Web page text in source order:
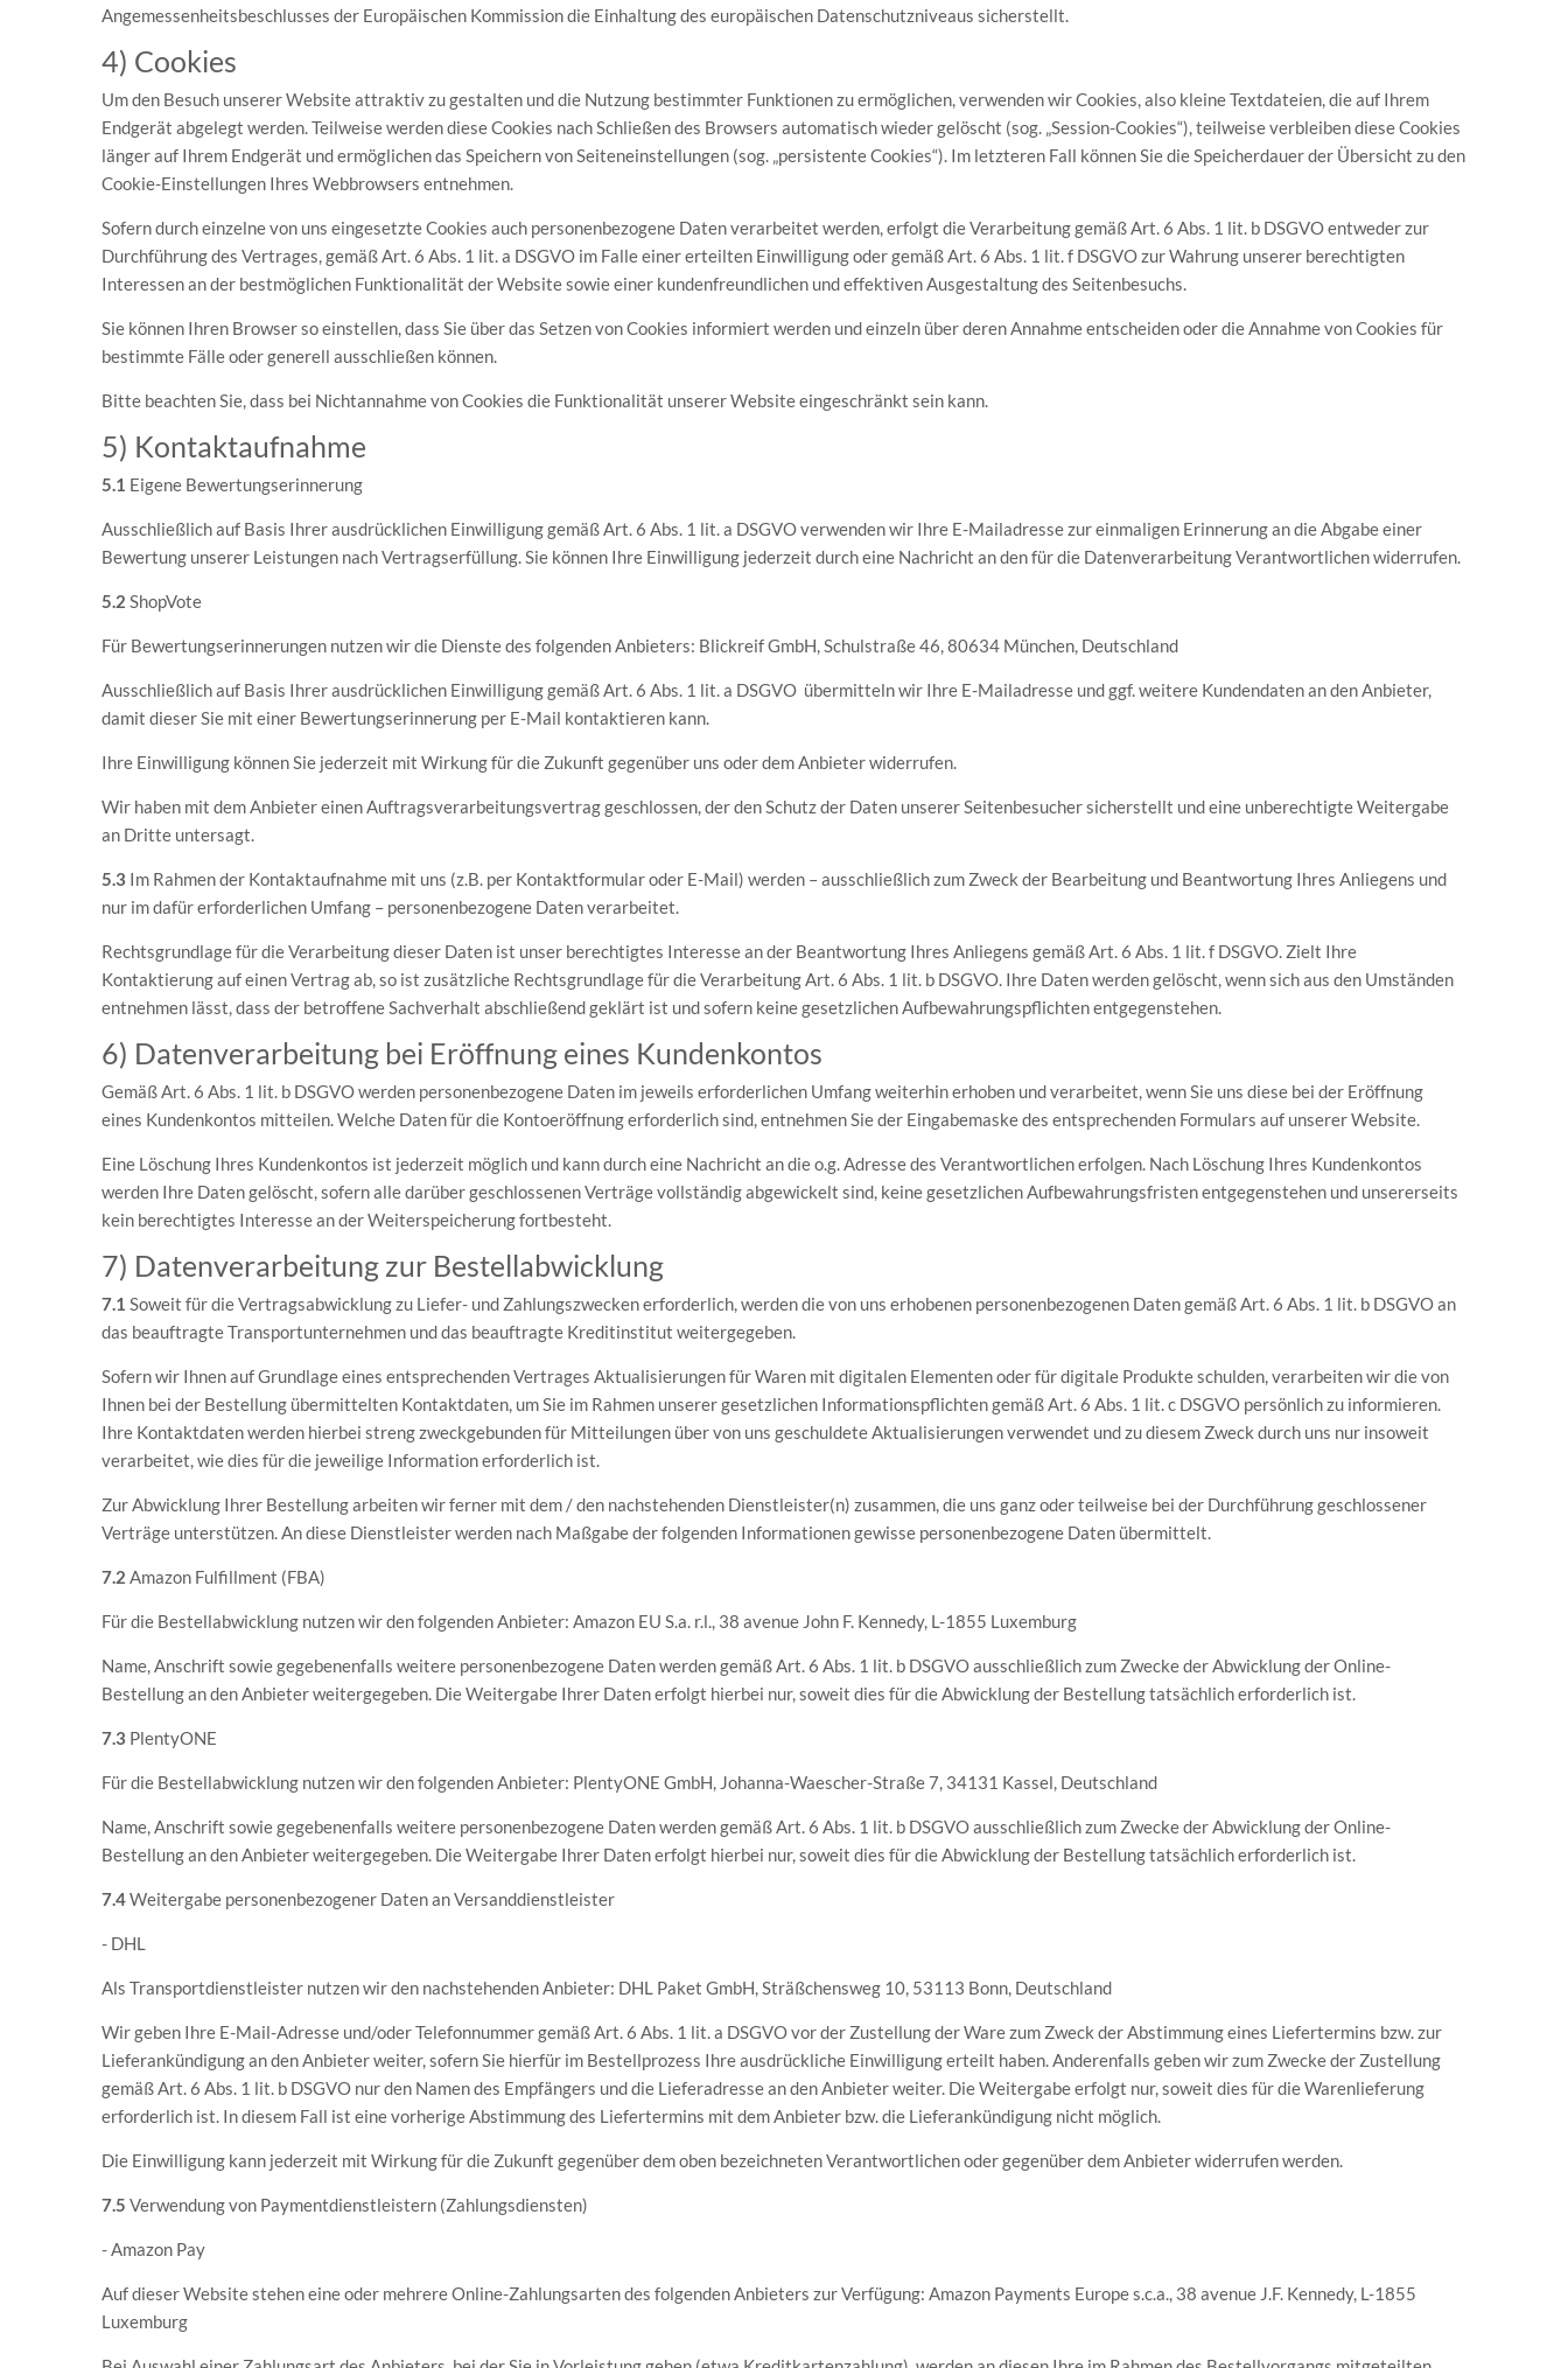
Angemessenheitsbeschlusses der Europäischen Kommission die Einhaltung des europäischen Datenschutzniveaus sicherstellt.
4) Cookies
Um den Besuch unserer Website attraktiv zu gestalten und die Nutzung bestimmter Funktionen zu ermöglichen, verwenden wir Cookies, also kleine Textdateien, die auf Ihrem
Endgerät abgelegt werden. Teilweise werden diese Cookies nach Schließen des Browsers automatisch wieder gelöscht (sog. „Session-Cookies“), teilweise verbleiben diese Cookies
länger auf Ihrem Endgerät und ermöglichen das Speichern von Seiteneinstellungen (sog. „persistente Cookies“). Im letzteren Fall können Sie die Speicherdauer der Übersicht zu den
Cookie-Einstellungen Ihres Webbrowsers entnehmen.
Sofern durch einzelne von uns eingesetzte Cookies auch personenbezogene Daten verarbeitet werden, erfolgt die Verarbeitung gemäß Art. 6 Abs. 1 lit. b DSGVO entweder zur
Durchführung des Vertrages, gemäß Art. 6 Abs. 1 lit. a DSGVO im Falle einer erteilten Einwilligung oder gemäß Art. 6 Abs. 1 lit. f DSGVO zur Wahrung unserer berechtigten
Interessen an der bestmöglichen Funktionalität der Website sowie einer kundenfreundlichen und effektiven Ausgestaltung des Seitenbesuchs.
Sie können Ihren Browser so einstellen, dass Sie über das Setzen von Cookies informiert werden und einzeln über deren Annahme entscheiden oder die Annahme von Cookies für
bestimmte Fälle oder generell ausschließen können.
Bitte beachten Sie, dass bei Nichtannahme von Cookies die Funktionalität unserer Website eingeschränkt sein kann.
5) Kontaktaufnahme
5.1 Eigene Bewertungserinnerung
Ausschließlich auf Basis Ihrer ausdrücklichen Einwilligung gemäß Art. 6 Abs. 1 lit. a DSGVO verwenden wir Ihre E-Mailadresse zur einmaligen Erinnerung an die Abgabe einer
Bewertung unserer Leistungen nach Vertragserfüllung. Sie können Ihre Einwilligung jederzeit durch eine Nachricht an den für die Datenverarbeitung Verantwortlichen widerrufen.
5.2 ShopVote
Für Bewertungserinnerungen nutzen wir die Dienste des folgenden Anbieters: Blickreif GmbH, Schulstraße 46, 80634 München, Deutschland
Ausschließlich auf Basis Ihrer ausdrücklichen Einwilligung gemäß Art. 6 Abs. 1 lit. a DSGVO übermitteln wir Ihre E-Mailadresse und ggf. weitere Kundendaten an den Anbieter,
damit dieser Sie mit einer Bewertungserinnerung per E-Mail kontaktieren kann.
Ihre Einwilligung können Sie jederzeit mit Wirkung für die Zukunft gegenüber uns oder dem Anbieter widerrufen.
Wir haben mit dem Anbieter einen Auftragsverarbeitungsvertrag geschlossen, der den Schutz der Daten unserer Seitenbesucher sicherstellt und eine unberechtigte Weitergabe
an Dritte untersagt.
5.3 Im Rahmen der Kontaktaufnahme mit uns (z.B. per Kontaktformular oder E-Mail) werden – ausschließlich zum Zweck der Bearbeitung und Beantwortung Ihres Anliegens und
nur im dafür erforderlichen Umfang – personenbezogene Daten verarbeitet.
Rechtsgrundlage für die Verarbeitung dieser Daten ist unser berechtigtes Interesse an der Beantwortung Ihres Anliegens gemäß Art. 6 Abs. 1 lit. f DSGVO. Zielt Ihre
Kontaktierung auf einen Vertrag ab, so ist zusätzliche Rechtsgrundlage für die Verarbeitung Art. 6 Abs. 1 lit. b DSGVO. Ihre Daten werden gelöscht, wenn sich aus den Umständen
entnehmen lässt, dass der betroffene Sachverhalt abschließend geklärt ist und sofern keine gesetzlichen Aufbewahrungspflichten entgegenstehen.
6) Datenverarbeitung bei Eröffnung eines Kundenkontos
Gemäß Art. 6 Abs. 1 lit. b DSGVO werden personenbezogene Daten im jeweils erforderlichen Umfang weiterhin erhoben und verarbeitet, wenn Sie uns diese bei der Eröffnung
eines Kundenkontos mitteilen. Welche Daten für die Kontoeröffnung erforderlich sind, entnehmen Sie der Eingabemaske des entsprechenden Formulars auf unserer Website.
Eine Löschung Ihres Kundenkontos ist jederzeit möglich und kann durch eine Nachricht an die o.g. Adresse des Verantwortlichen erfolgen. Nach Löschung Ihres Kundenkontos
werden Ihre Daten gelöscht, sofern alle darüber geschlossenen Verträge vollständig abgewickelt sind, keine gesetzlichen Aufbewahrungsfristen entgegenstehen und unsererseits
kein berechtigtes Interesse an der Weiterspeicherung fortbesteht.
7) Datenverarbeitung zur Bestellabwicklung
7.1 Soweit für die Vertragsabwicklung zu Liefer- und Zahlungszwecken erforderlich, werden die von uns erhobenen personenbezogenen Daten gemäß Art. 6 Abs. 1 lit. b DSGVO an
das beauftragte Transportunternehmen und das beauftragte Kreditinstitut weitergegeben.
Sofern wir Ihnen auf Grundlage eines entsprechenden Vertrages Aktualisierungen für Waren mit digitalen Elementen oder für digitale Produkte schulden, verarbeiten wir die von
Ihnen bei der Bestellung übermittelten Kontaktdaten, um Sie im Rahmen unserer gesetzlichen Informationspflichten gemäß Art. 6 Abs. 1 lit. c DSGVO persönlich zu informieren.
Ihre Kontaktdaten werden hierbei streng zweckgebunden für Mitteilungen über von uns geschuldete Aktualisierungen verwendet und zu diesem Zweck durch uns nur insoweit
verarbeitet, wie dies für die jeweilige Information erforderlich ist.
Zur Abwicklung Ihrer Bestellung arbeiten wir ferner mit dem / den nachstehenden Dienstleister(n) zusammen, die uns ganz oder teilweise bei der Durchführung geschlossener
Verträge unterstützen. An diese Dienstleister werden nach Maßgabe der folgenden Informationen gewisse personenbezogene Daten übermittelt.
7.2 Amazon Fulfillment (FBA)
Für die Bestellabwicklung nutzen wir den folgenden Anbieter: Amazon EU S.a. r.l., 38 avenue John F. Kennedy, L-1855 Luxemburg
Name, Anschrift sowie gegebenenfalls weitere personenbezogene Daten werden gemäß Art. 6 Abs. 1 lit. b DSGVO ausschließlich zum Zwecke der Abwicklung der Online-
Bestellung an den Anbieter weitergegeben. Die Weitergabe Ihrer Daten erfolgt hierbei nur, soweit dies für die Abwicklung der Bestellung tatsächlich erforderlich ist.
7.3 PlentyONE
Für die Bestellabwicklung nutzen wir den folgenden Anbieter: PlentyONE GmbH, Johanna-Waescher-Straße 7, 34131 Kassel, Deutschland
Name, Anschrift sowie gegebenenfalls weitere personenbezogene Daten werden gemäß Art. 6 Abs. 1 lit. b DSGVO ausschließlich zum Zwecke der Abwicklung der Online-
Bestellung an den Anbieter weitergegeben. Die Weitergabe Ihrer Daten erfolgt hierbei nur, soweit dies für die Abwicklung der Bestellung tatsächlich erforderlich ist.
7.4Weitergabe personenbezogener Daten an Versanddienstleister
- DHL
Als Transportdienstleister nutzen wir den nachstehenden Anbieter: DHL Paket GmbH, Sträßchensweg 10, 53113 Bonn, Deutschland
Wir geben Ihre E-Mail-Adresse und/oder Telefonnummer gemäß Art. 6 Abs. 1 lit. a DSGVO vor der Zustellung der Ware zum Zweck der Abstimmung eines Liefertermins bzw. zur
Lieferankündigung an den Anbieter weiter, sofern Sie hierfür im Bestellprozess Ihre ausdrückliche Einwilligung erteilt haben. Anderenfalls geben wir zum Zwecke der Zustellung
gemäß Art. 6 Abs. 1 lit. b DSGVO nur den Namen des Empfängers und die Lieferadresse an den Anbieter weiter. Die Weitergabe erfolgt nur, soweit dies für die Warenlieferung
erforderlich ist. In diesem Fall ist eine vorherige Abstimmung des Liefertermins mit dem Anbieter bzw. die Lieferankündigung nicht möglich.
Die Einwilligung kann jederzeit mit Wirkung für die Zukunft gegenüber dem oben bezeichneten Verantwortlichen oder gegenüber dem Anbieter widerrufen werden.
7.5 Verwendung von Paymentdienstleistern (Zahlungsdiensten)
- Amazon Pay
Auf dieser Website stehen eine oder mehrere Online-Zahlungsarten des folgenden Anbieters zur Verfügung: Amazon Payments Europe s.c.a., 38 avenue J.F. Kennedy, L-1855
Luxemburg